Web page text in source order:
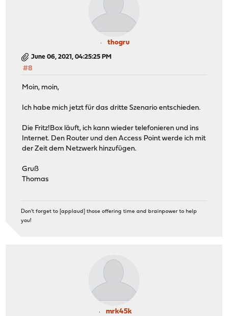
thogru
June 06, 2021, 04:25:25 PM
#8
Moin, moin,
Ich habe mich jetzt für das dritte Szenario entschieden.
Die Fritz!Box läuft, ich kann wieder telefonieren und ins
Internet. Den Router und den Access Point werde ich mit
der Zeit dem Netzwerk hinzufügen.
Gruß
Thomas
Don't forget to [applaud] those offering time and brainpower to help
you!
mrk45k